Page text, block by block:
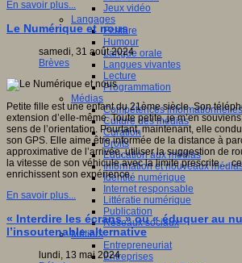
Jeux vidéo
Langages
Ecriture
Humour
Langue orale
Langues vivantes
Lecture
Programmation
Médias
Compétences informationnelles
Culture des médias
Curation
Droits
Education aux médias
Information et nouveaux
Identité numérique
Internet responsable
Littératie numérique
Publication
Réseaux sociaux
Métiers
Entrepreneuriat
Entreprises
En savoir plus...
Le Numérique et nous
samedi, 31 août 2024
Brèves
Petite fille est une enfant du 21ème siècle. Son
extension d’elle-même. Toute petite, je m’en
sens de l’orientation. Pourtant, maintenant, elle
son GPS. Elle aime être informée de la distance à
approximative de l’arrivée, utiliser la suggestion de
la vitesse de son véhicule avec la limite prescrite…
enrichissent son expérience.
En savoir plus...
« Interdire les écrans » ou « éduquer au
l’insoutenable alternative
lundi, 13 mai 2024